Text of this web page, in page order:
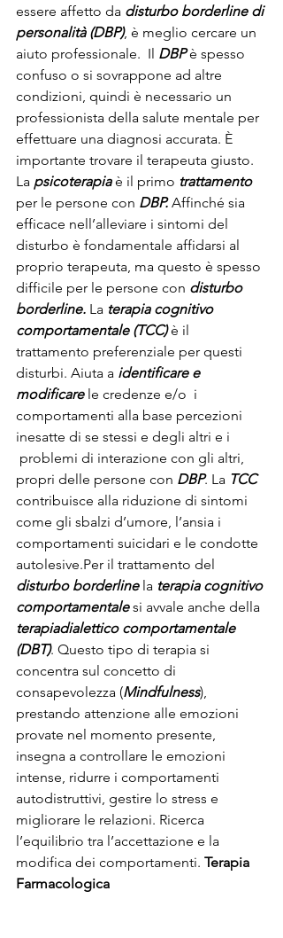
essere affetto da disturbo borderline di
personalità (DBP), è meglio cercare un
aiuto professionale.  Il DBP è spesso
confuso o si sovrappone ad altre
condizioni, quindi è necessario un
professionista della salute mentale per
effettuare una diagnosi accurata. È
importante trovare il terapeuta giusto.
La psicoterapia è il primo trattamento
per le persone con DBP. Affinché sia
efficace nell’alleviare i sintomi del
disturbo è fondamentale affidarsi al
proprio terapeuta, ma questo è spesso
difficile per le persone con disturbo
borderline. La terapia cognitivo
comportamentale (TCC) è il
trattamento preferenziale per questi
disturbi. Aiuta a identificare e
modificare le credenze e/o  i
comportamenti alla base percezioni
inesatte di se stessi e degli altri e i
problemi di interazione con gli altri,
propri delle persone con DBP. La TCC
contribuisce alla riduzione di sintomi
come gli sbalzi d’umore, l’ansia i
comportamenti suicidari e le condotte
autolesive.Per il trattamento del
disturbo borderline la terapia cognitivo
comportamentale si avvale anche della
terapiadialettico comportamentale
(DBT). Questo tipo di terapia si
concentra sul concetto di
consapevolezza (Mindfulness),
prestando attenzione alle emozioni
provate nel momento presente,
insegna a controllare le emozioni
intense, ridurre i comportamenti
autodistruttivi, gestire lo stress e
migliorare le relazioni. Ricerca
l’equilibrio tra l’accettazione e la
modifica dei comportamenti. Terapia
Farmacologica